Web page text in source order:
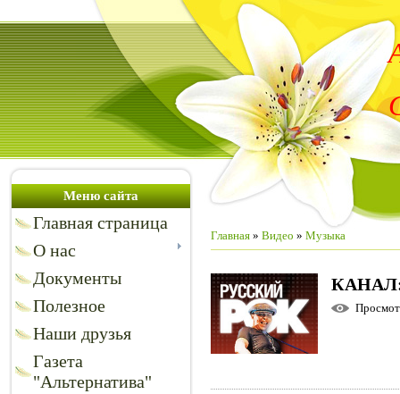
Меню сайта
Главная страница
О нас
Документы
Полезное
Наши друзья
Газета
"Альтернатива"
Главная » Видео » Музыка